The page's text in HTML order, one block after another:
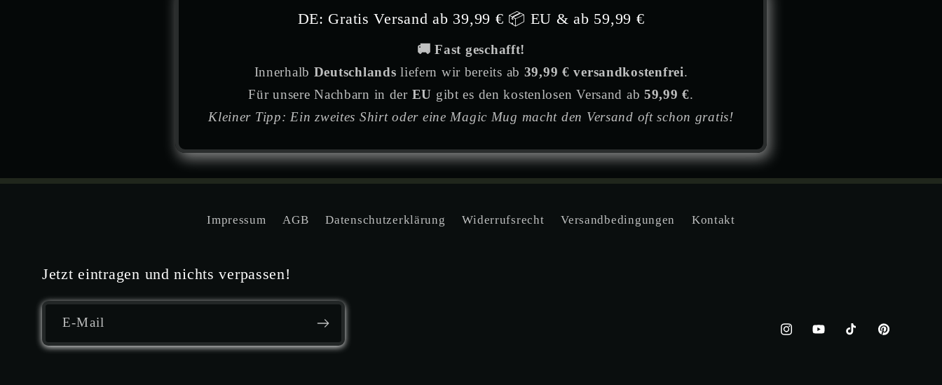
DE: Gratis Versand ab 39,99 € 📦 EU & ab 59,99 €
🚚 Fast geschafft!
Innerhalb Deutschlands liefern wir bereits ab 39,99 € versandkostenfrei.
Für unsere Nachbarn in der EU gibt es den kostenlosen Versand ab59,99 €.
Kleiner Tipp: Ein zweites Shirt oder eine Magic Mug macht den Versand oft schon gratis!
Impressum AGB Datenschutzerklärung Widerrufsrecht Versandbedingungen Kontakt
Jetzt eintragen und nichts verpassen!
E-Mail
InstagramYouTubeTikTokPinterest